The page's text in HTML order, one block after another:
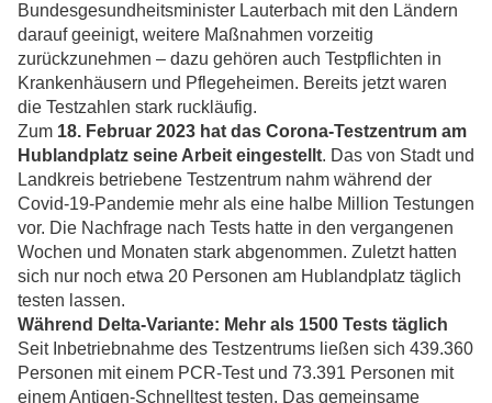
Bundesgesundheitsminister Lauterbach mit den Ländern
darauf geeinigt, weitere Maßnahmen vorzeitig
zurückzunehmen – dazu gehören auch Testpflichten in
Krankenhäusern und Pflegeheimen. Bereits jetzt waren
die Testzahlen stark ruckläufig.
Zum 18. Februar 2023 hat das Corona-Testzentrum am
Hublandplatz seine Arbeit eingestellt. Das von Stadt und
Landkreis betriebene Testzentrum nahm während der
Covid-19-Pandemie mehr als eine halbe Million Testungen
vor. Die Nachfrage nach Tests hatte in den vergangenen
Wochen und Monaten stark abgenommen. Zuletzt hatten
sich nur noch etwa 20 Personen am Hublandplatz täglich
testen lassen.
Während Delta-Variante: Mehr als 1500 Tests täglich
Seit Inbetriebnahme des Testzentrums ließen sich 439.360
Personen mit einem PCR-Test und 73.391 Personen mit
einem Antigen-Schnelltest testen. Das gemeinsame